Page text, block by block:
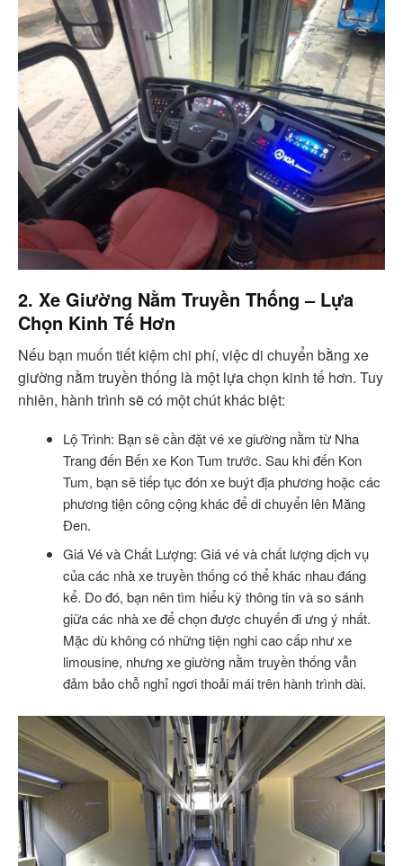
2. Xe Giường Nằm Truyền Thống – Lựa
Chọn Kinh Tế Hơn
Nếu bạn muốn tiết kiệm chi phí, việc di chuyển bằng xe
giường nằm truyền thống là một lựa chọn kinh tế hơn. Tuy
nhiên, hành trình sẽ có một chút khác biệt:
Lộ Trình: Bạn sẽ cần đặt vé xe giường nằm từ Nha
Trang đến Bến xe Kon Tum trước. Sau khi đến Kon
Tum, bạn sẽ tiếp tục đón xe buýt địa phương hoặc các
phương tiện công cộng khác để di chuyển lên Măng
Đen.
Giá Vé và Chất Lượng: Giá vé và chất lượng dịch vụ
của các nhà xe truyền thống có thể khác nhau đáng
kể. Do đó, bạn nên tìm hiểu kỹ thông tin và so sánh
giữa các nhà xe để chọn được chuyến đi ưng ý nhất.
Mặc dù không có những tiện nghi cao cấp như xe
limousine, nhưng xe giường nằm truyền thống vẫn
đảm bảo chỗ nghỉ ngơi thoải mái trên hành trình dài.